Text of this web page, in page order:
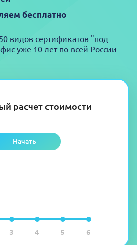
3 4 5 6
расчет стоимости
Начать
бесплатно
видов сертификатов "под
уже 10 лет по всей России